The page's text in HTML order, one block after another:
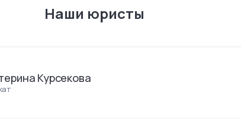
Наши юристы
Курсекова